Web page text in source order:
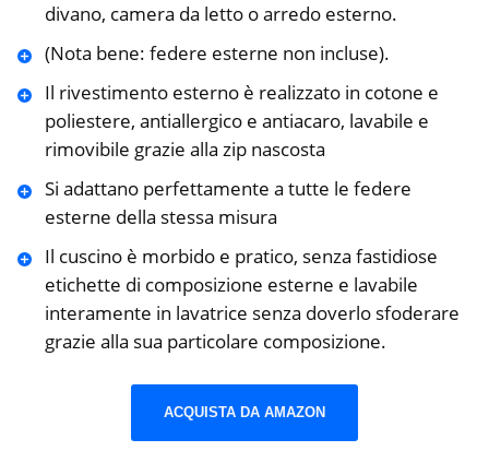
divano, camera da letto o arredo esterno.
(Nota bene: federe esterne non incluse).
Il rivestimento esterno è realizzato in cotone e
poliestere, antiallergico e antiacaro, lavabile e
rimovibile grazie alla zip nascosta
Si adattano perfettamente a tutte le federe
esterne della stessa misura
Il cuscino è morbido e pratico, senza fastidiose
etichette di composizione esterne e lavabile
interamente in lavatrice senza doverlo sfoderare
grazie alla sua particolare composizione.
ACQUISTA DA AMAZON